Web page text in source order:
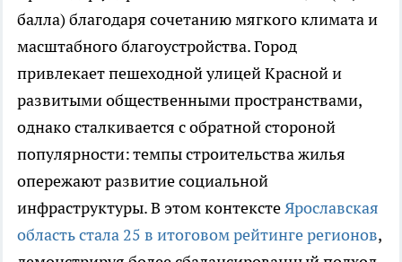
балла) благодаря сочетанию мягкого климата и
масштабного благоустройства. Город
привлекает пешеходной улицей Красной и
развитыми общественными пространствами,
однако сталкивается с обратной стороной
популярности: темпы строительства жилья
опережают развитие социальной
инфраструктуры. В этом контекстеЯрославская
область стала 25 в итоговом рейтинге регионов,